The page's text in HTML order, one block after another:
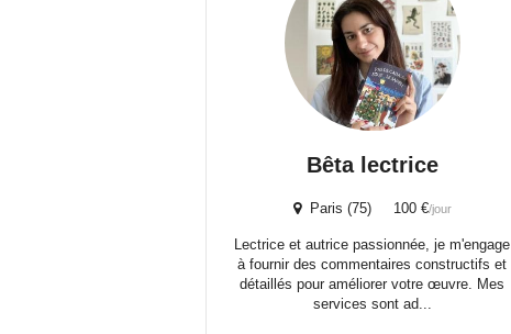
Bêta lectrice
Paris (75) 100 €/jour
Lectrice et autrice passionnée, je m'engage
à fournir des commentaires constructifs et
détaillés pour améliorer votre œuvre. Mes
services sont ad...